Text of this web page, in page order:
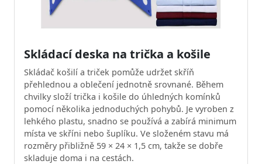
Skládací deska na trička a košile
Skládač košilí a triček pomůže udržet skříň
přehlednou a oblečení jednotně srovnané. Během
chvilky složí trička i košile do úhledných komínků
pomocí několika jednoduchých pohybů. Je vyroben z
lehkého plastu, snadno se používá a zabírá minimum
místa ve skříni nebo šuplíku. Ve složeném stavu má
rozměry přibližně 59 × 24 × 1,5 cm, takže se dobře
skladuje doma i na cestách.